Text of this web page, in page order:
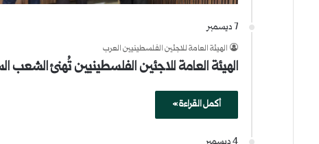
7 ديسمبر
الهيئة العامة للاجئين الفلسطينيين العرب
الهيئة العامة للاجئين الفلسطينيين تُهنئ الشعب
أكمل القراءة »